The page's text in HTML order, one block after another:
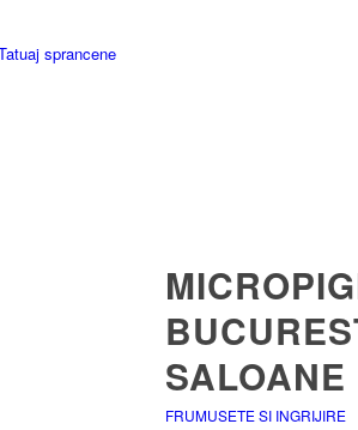
FRUMUSETE SI INGRIJIRE